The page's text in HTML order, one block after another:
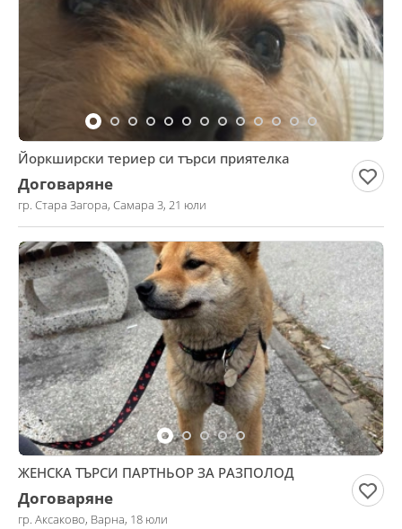
Йоркширски териер си търси приятелка
Договаряне
гр. Стара Загора, Самара 3, 21 юли
ЖЕНСКА ТЪРСИ ПАРТНЬОР ЗА РАЗПОЛОД
Договаряне
гр. Аксаково, Варна, 18 юли